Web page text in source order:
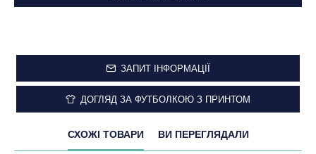
ЗАПИТ ІНФОРМАЦІЇ
ДОГЛЯД ЗА ФУТБОЛКОЮ З ПРИНТОМ
СХОЖІ ТОВАРИ ВИ ПЕРЕГЛЯДАЛИ